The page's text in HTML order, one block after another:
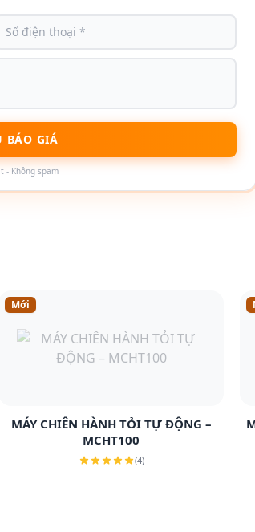
BÁO GIÁ
- Không spam
Mới
Xem chi tiết
MÁY CHIÊN HÀNH TỎI TỰ ĐỘNG –
MCHT100
(4)